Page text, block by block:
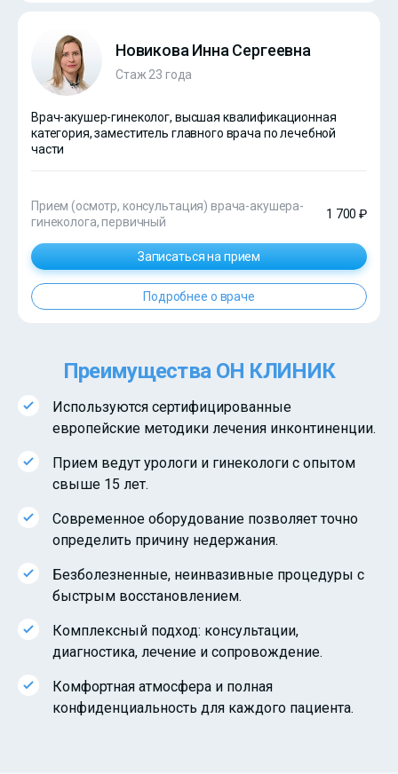
Новикова Инна Сергеевна
Стаж 23 года
Врач-акушер-гинеколог, высшая квалификационная
категория, заместитель главного врача по лечебной
части
Прием (осмотр, консультация) врача-акушера-
гинеколога, первичный
1 700 ₽
Записаться на прием
Подробнее о враче
Преимущества ОН КЛИНИК
Используются сертифицированные
европейские методики лечения инконтиненции.
Прием ведут урологи и гинекологи с опытом
свыше 15 лет.
Современное оборудование позволяет точно
определить причину недержания.
Безболезненные, неинвазивные процедуры с
быстрым восстановлением.
Комплексный подход: консультации,
диагностика, лечение и сопровождение.
Комфортная атмосфера и полная
конфиденциальность для каждого пациента.